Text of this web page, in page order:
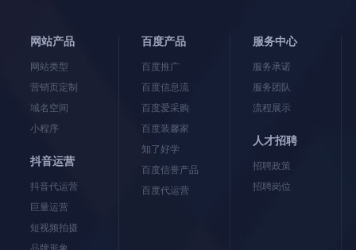
网站产品
网站类型
营销页定制
域名空间
小程序
抖音运营
抖音代运营
巨量运营
短视频拍摄
百度产品
百度推广
百度信息流
百度爱采购
百度装馨家
知了好学
百度信誉产品
百度代运营
服务中心
服务承诺
服务团队
流程展示
人才招聘
招聘政策
招聘岗位